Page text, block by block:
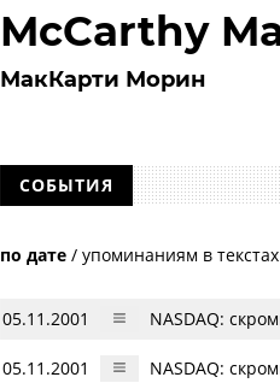
McCarthy
МакКарти Морин
СОБЫТИЯ
по дате / упоминаниям в текстах
05.11.2001 NASDAQ:
05.11.2001 NASDAQ: